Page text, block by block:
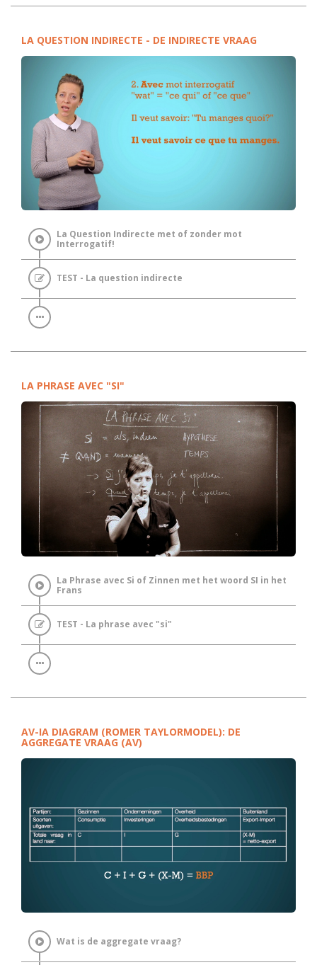
LA QUESTION INDIRECTE - DE INDIRECTE VRAAG
La Question Indirecte met of zonder mot
Interrogatif!
TEST - La question indirecte
LA PHRASE AVEC "SI"
La Phrase avec Si of Zinnen met het woord SI in het
Frans
TEST - La phrase avec "si"
AV-IA DIAGRAM (ROMER TAYLORMODEL): DE
AGGREGATE VRAAG (AV)
Wat is de aggregate vraag?